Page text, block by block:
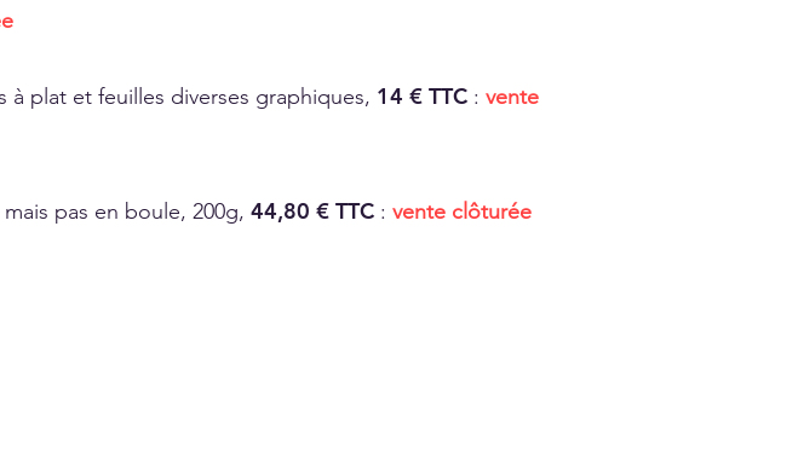
à plat et feuilles diverses graphiques, 14 € TTC : vente
pas en boule, 200g, 44,80 € TTC : vente clôturée